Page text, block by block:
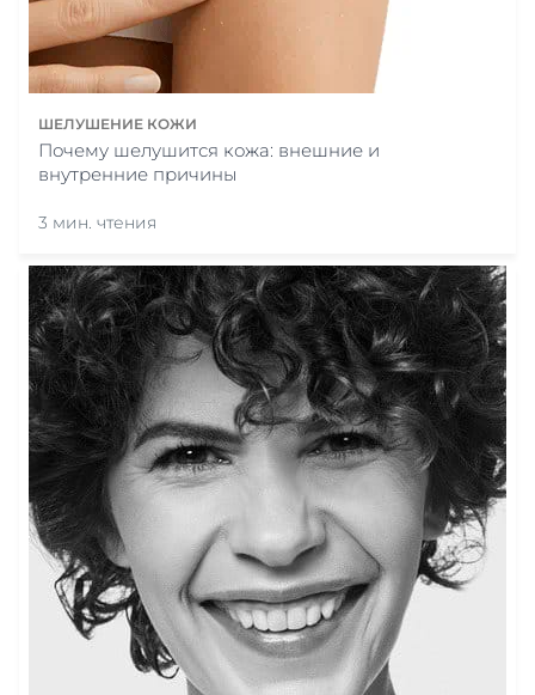
ШЕЛУШЕНИЕ КОЖИ
Почему шелушится кожа: внешние и
внутренние причины
3 мин. чтения